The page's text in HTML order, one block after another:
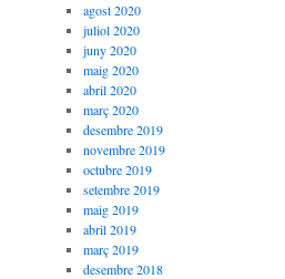
agost 2020
juliol 2020
juny 2020
maig 2020
abril 2020
març 2020
desembre 2019
novembre 2019
octubre 2019
setembre 2019
maig 2019
abril 2019
març 2019
desembre 2018